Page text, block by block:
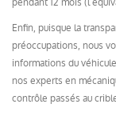
Enfin, puisque la
préoccupations, nous
informations du
nos experts en
contrôle passés au